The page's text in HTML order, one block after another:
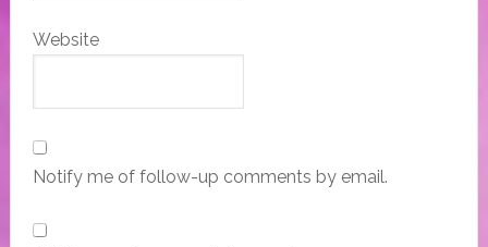
Website
Notify me of follow-up comments by email.